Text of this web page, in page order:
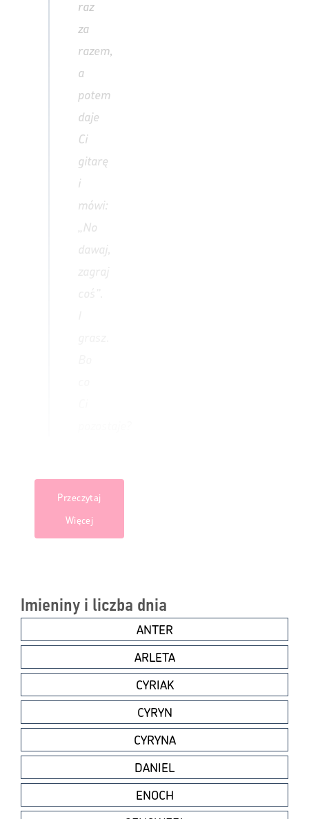
raz
za
razem,
a
potem
daje
Ci
gitarę
i
mówi:
„No
dawaj,
Przeczytaj
Więcej
Imieniny i liczba dnia
ANTER
ARLETA
CYRIAK
CYRYN
CYRYNA
DANIEL
ENOCH